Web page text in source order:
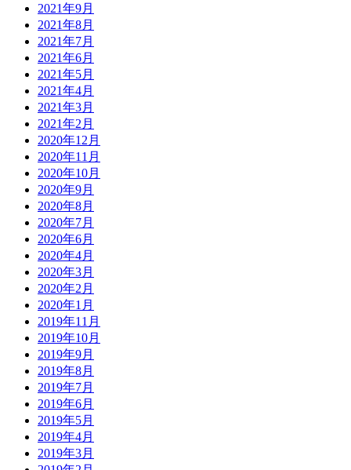
2021年9月
2021年8月
2021年7月
2021年6月
2021年5月
2021年4月
2021年3月
2021年2月
2020年12月
2020年11月
2020年10月
2020年9月
2020年8月
2020年7月
2020年6月
2020年4月
2020年3月
2020年2月
2020年1月
2019年11月
2019年10月
2019年9月
2019年8月
2019年7月
2019年6月
2019年5月
2019年4月
2019年3月